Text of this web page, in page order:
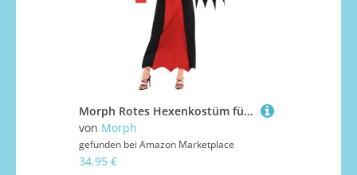
Morph Rotes Hexenkostüm für Damen, Halloween Hexen Outfit, Perfekt für Partys und Fasching, S
von Morph
gefunden bei Amazon Marketplace
34,95 €